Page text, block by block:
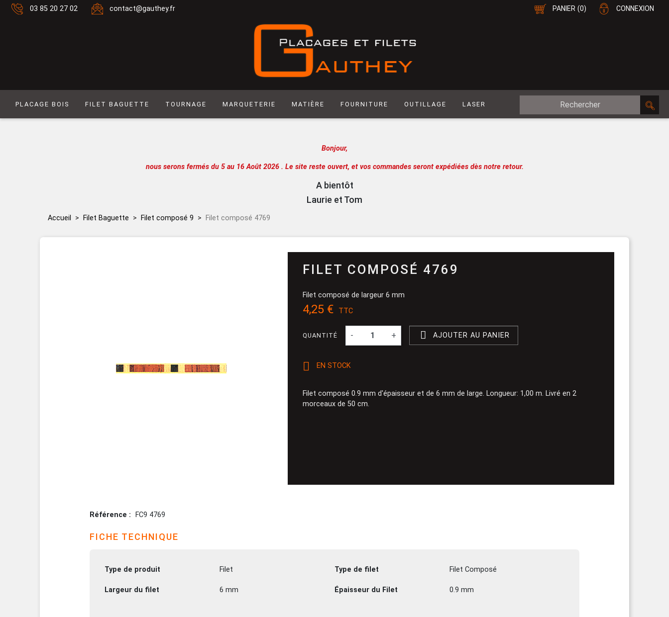
03 85 20 27 02 contact@gauthey.fr CONNEXION
PANIER (0)
PLACAGE BOIS
Lot de placages
FILET BAGUETTE TOURNAGE MARQUETERIE MATIÈRE
Laser
FOURNITURE
Colle
Produit de Finition
Panneau support
Papier
OUTILLAGE
Racloir
Ponçage
LASER
Placage Double-Face
Bonjour,
nous serons fermés du 5 au 16 Août 2026 . Le site reste ouvert, et vos commandes seront expédiées dès notre retour.
A bientôt
Laurie et Tom
Accueil Filet Baguette Filet composé 9 Filet composé 4769
FILET COMPOSÉ 4769
Filet composé de largeur 6 mm
4,25 € TTC
QUANTITÉ - +  AJOUTER AU PANIER
 EN STOCK
Filet composé 0.9 mm d'épaisseur et de 6 mm de large. Longueur: 1,00 m. Livré en 2
morceaux de 50 cm.
Référence FC9 4769
FICHE TECHNIQUE
Type de produit Filet Type de filet Filet Composé
Largeur du filet 6 mm Épaisseur du Filet 0.9 mm